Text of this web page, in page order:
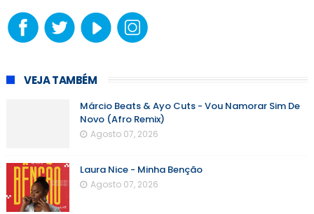
VEJA TAMBÉM
Márcio Beats & Ayo Cuts - Vou Namorar Sim De
Novo (Afro Remix)
Agosto 07, 2026
Laura Nice - Minha Benção
Agosto 07, 2026